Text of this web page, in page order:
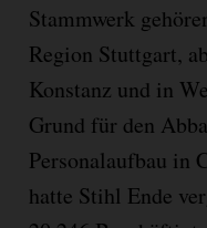
Stammwerk
Region Stuttgart,
Konstanz und in
Grund für den
Personalaufbau in
hatte Stihl Ende